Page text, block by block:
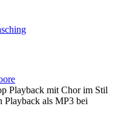
Playback mit Chor im Stil
als MP3 bei